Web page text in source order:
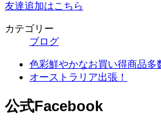
友達追加はこちら
カテゴリー
ブログ
色彩鮮やかなお買い得商品多
オーストラリア出張！
公式Facebook